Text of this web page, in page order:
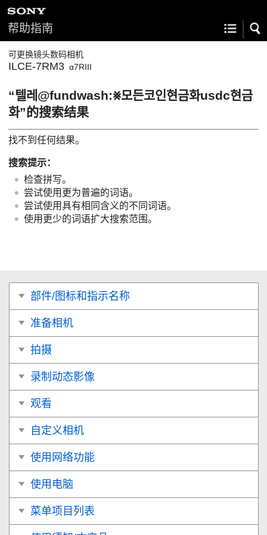
帮助指南
可更换镜头数码相机
ILCE-7RM3 α7RIII
“텔레@fundwash:⨳모든코인현금화usdc현금
화”的搜索结果
找不到任何结果。
搜索提示：
检查拼写。
尝试使用更为普遍的词语。
尝试使用具有相同含义的不同词语。
使用更少的词语扩大搜索范围。
部件/图标和指示名称
准备相机
拍摄
录制动态影像
观看
自定义相机
使用网络功能
使用电脑
菜单项目列表